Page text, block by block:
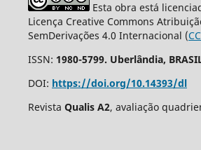
Esta obra está
Licença Creative Commons
SemDerivações 4.0 Internacional (
ISSN: 1980-5799. Uberlândia,
DOI: https://doi.org/10.14393/dl
Revista Qualis A2, avaliação